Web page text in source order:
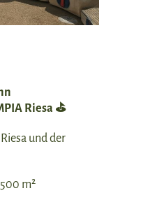
Riesa ⛳
und der
m²